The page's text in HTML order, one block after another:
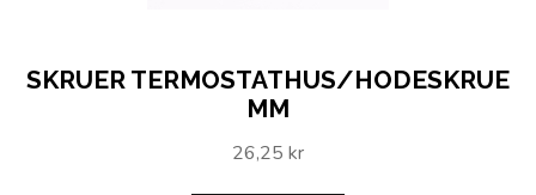
SKRUER TERMOSTATHUS/HODESKRUE
MM
26,25 kr